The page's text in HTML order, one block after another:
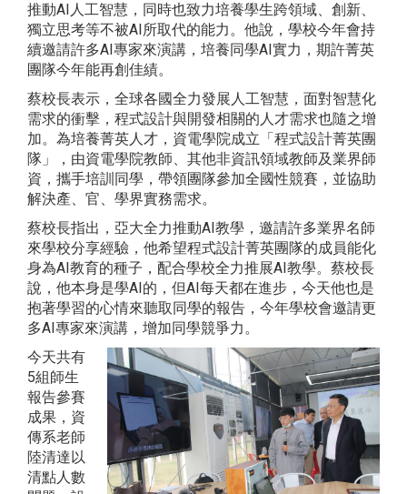
推動AI人工智慧，同時也致力培養學生跨領域、創新、
獨立思考等不被AI所取代的能力。他說，學校今年會持
續邀請許多AI專家來演講，培養同學AI實力，期許菁英
團隊今年能再創佳績。
蔡校長表示，全球各國全力發展人工智慧，面對智慧化
需求的衝擊，程式設計與開發相關的人才需求也隨之增
加。為培養菁英人才，資電學院成立「程式設計菁英團
隊」，由資電學院教師、其他非資訊領域教師及業界師
資，攜手培訓同學，帶領團隊參加全國性競賽，並協助
解決產、官、學界實務需求。
蔡校長指出，亞大全力推動AI教學，邀請許多業界名師
來學校分享經驗，他希望程式設計菁英團隊的成員能化
身為AI教育的種子，配合學校全力推展AI教學。蔡校長
說，他本身是學AI的，但AI每天都在進步，今天他也是
抱著學習的心情來聽取同學的報告，今年學校會邀請更
多AI專家來演講，增加同學競爭力。
今天共有
5組師生
報告參賽
成果，資
傳系老師
陸清達以
清點人數